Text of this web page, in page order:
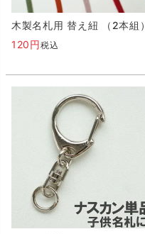
木製名札用 替え紐 （2本組）
120
税込